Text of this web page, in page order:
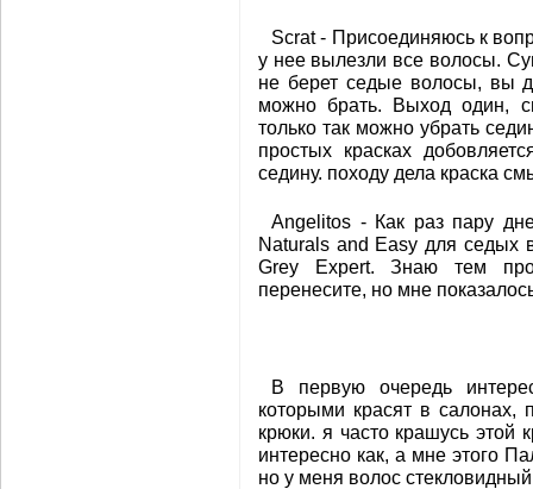
Scrat - Присоединяюсь к
у нее вылезли все волосы.
не берет седые волосы, вы
можно брать. Выход один,
только так можно убрать
простых красках
седину. походу дела краска
Angelitos - Как раз пару
Naturals and Easy для седых
Grey Expert. Знаю тем
перенесите, но мне
В первую очередь
которыми красят в салонах,
крюки. я часто крашусь этой
интересно как, а мне этого
но у меня волос